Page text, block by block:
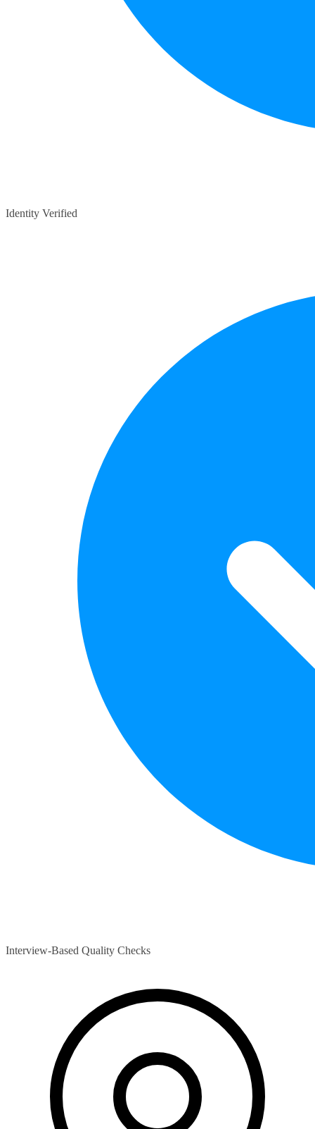
Identity Verified
Interview-Based Quality Checks